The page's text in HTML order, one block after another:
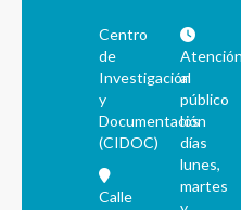
Centro
de
Investigación
y
Documentación
(CIDOC)
Calle
Atención
al
público
los
días
lunes,
martes